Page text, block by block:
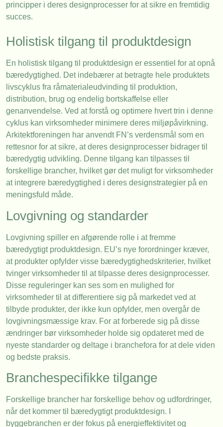
principper i deres designprocesser for at sikre en fremtidig
succes.
Holistisk tilgang til produktdesign
En holistisk tilgang til produktdesign er essentiel for at opnå
bæredygtighed. Det indebærer at betragte hele produktets
livscyklus fra råmaterialeudvinding til produktion,
distribution, brug og endelig bortskaffelse eller
genanvendelse. Ved at forstå og optimere hvert trin i denne
cyklus kan virksomheder minimere deres miljøpåvirkning.
Arkitektforeningen har anvendt FN’s verdensmål som en
rettesnor for at sikre, at deres designprocesser bidrager til
bæredygtig udvikling. Denne tilgang kan tilpasses til
forskellige brancher, hvilket gør det muligt for virksomheder
at integrere bæredygtighed i deres designstrategier på en
meningsfuld måde.
Lovgivning og standarder
Lovgivning spiller en afgørende rolle i at fremme
bæredygtigt produktdesign. EU’s nye forordninger kræver,
at produkter opfylder visse bæredygtighedskriterier, hvilket
tvinger virksomheder til at tilpasse deres designprocesser.
Disse reguleringer kan ses som en mulighed for
virksomheder til at differentiere sig på markedet ved at
tilbyde produkter, der ikke kun opfylder, men overgår de
lovgivningsmæssige krav. For at forberede sig på disse
ændringer bør virksomheder holde sig opdateret med de
nyeste standarder og deltage i branchefora for at dele viden
og bedste praksis.
Branchespecifikke tilgange
Forskellige brancher har forskellige behov og udfordringer,
når det kommer til bæredygtigt produktdesign. I
byggebranchen er der fokus på energieffektivitet og